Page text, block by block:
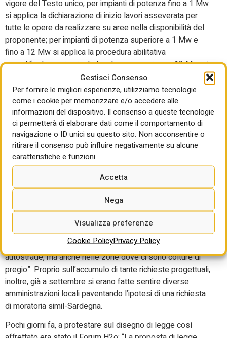
Gestisci Consenso
Per fornire le migliori esperienze, utilizziamo tecnologie
come i cookie per memorizzare e/o accedere alle
informazioni del dispositivo. Il consenso a queste tecnologie
ci permetterà di elaborare dati come il comportamento di
navigazione o ID unici su questo sito. Non acconsentire o
ritirare il consenso può influire negativamente su alcune
caratteristiche e funzioni.
Accetta
Nega
Visualizza preferenze
Cookie PolicyPrivacy Policy
vigore del Testo unico, per impianti di potenza fino a 1 Mw
si applica la dichiarazione di inizio lavori asseverata per
tutte le opere da realizzare su aree nella disponibilità del
proponente; per impianti di potenza superiore a 1 Mw e
fino a 12 Mw si applica la procedura abilitativa
semplificata; per impianti di potenza superiore a 12 Mw: si
applica la procedura di autorizzazione unica. Per l’edilizia
libera, invece, valgono le disposizioni del Dlgs del 2021.
Chi accontenta questo ddl
Insomma, anche l’Abruzzo ha varato la sua stretta. Il
successivo passaggio sarà l’approvazione in consiglio
dopo il normale iter. Il testo non andrà oggi in aula, ha
chiarito il consigliere Campitelli: sarà presentato in
commissione giovedì e poi sono previste le audizioni.
“Come Abruzzo c’è un obiettivo importante, la percentuale
di energia da fonti rinnovabili è già superiore alla media
nazionale. C’è l’esigenza di fare ciò che l’Europa chiede
cioè di incrementare i numeri ma, al contempo, tutelare
l’ambiente. Si è stati restrittivi sulla fascia di rispetto delle
autostrade, ma anche nelle zone dove ci sono colture di
pregio”. Proprio sull’accumulo di tante richieste progettuali,
inoltre, già a settembre si erano fatte sentire diverse
amministrazioni locali paventando l’ipotesi di una richiesta
di moratoria simil-Sardegna.
Pochi giorni fa, a protestare sul disegno di legge così